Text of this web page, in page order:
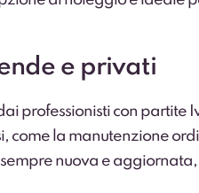
e privati
professionisti con partite
come la manutenzione
nuova e